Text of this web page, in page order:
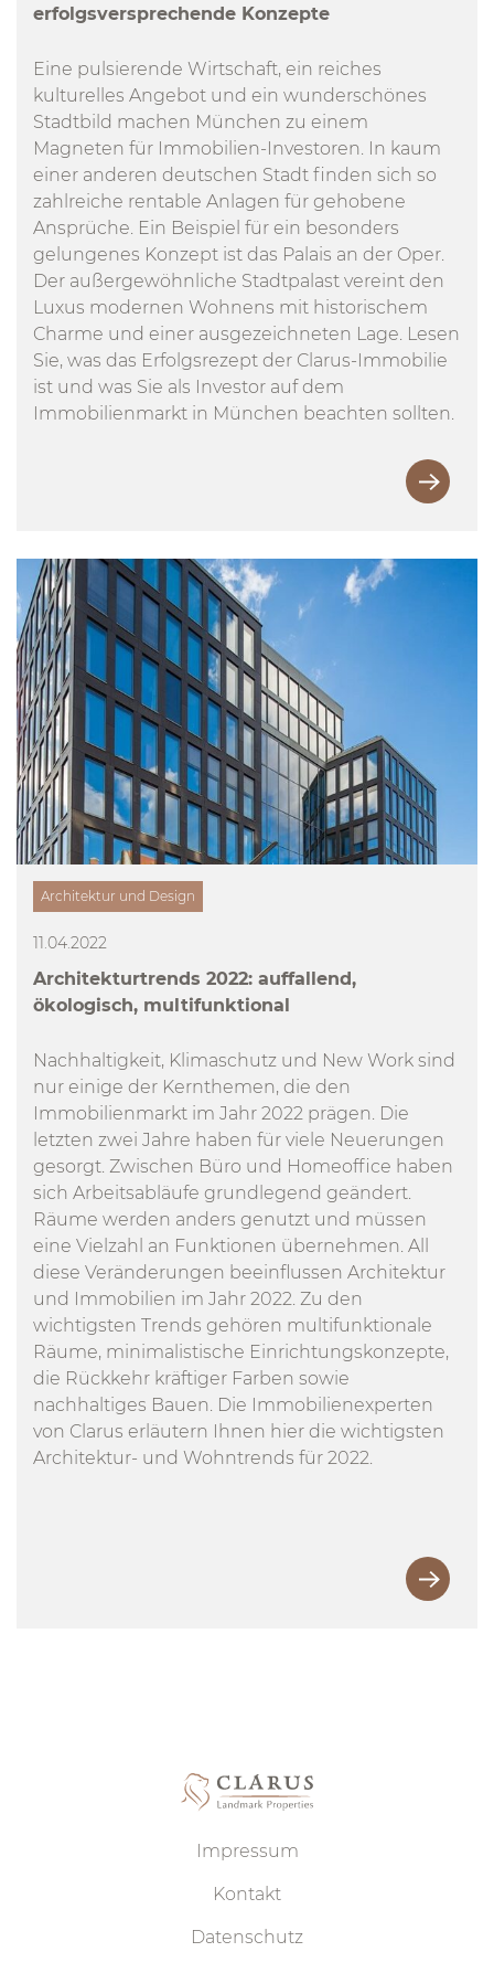
erfolgsversprechende Konzepte
Eine pulsierende Wirtschaft, ein reiches
kulturelles Angebot und ein wunderschönes
Stadtbild machen München zu einem
Magneten für Immobilien-Investoren. In kaum
einer anderen deutschen Stadt finden sich so
zahlreiche rentable Anlagen für gehobene
Ansprüche. Ein Beispiel für ein besonders
gelungenes Konzept ist das Palais an der Oper.
Der außergewöhnliche Stadtpalast vereint den
Luxus modernen Wohnens mit historischem
Charme und einer ausgezeichneten Lage. Lesen
Sie, was das Erfolgsrezept der Clarus-Immobilie
ist und was Sie als Investor auf dem
Immobilienmarkt in München beachten sollten.
Architektur und Design
11.04.2022
Architekturtrends 2022: auffallend,
ökologisch, multifunktional
Nachhaltigkeit, Klimaschutz und New Work sind
nur einige der Kernthemen, die den
Immobilienmarkt im Jahr 2022 prägen. Die
letzten zwei Jahre haben für viele Neuerungen
gesorgt. Zwischen Büro und Homeoffice haben
sich Arbeitsabläufe grundlegend geändert.
Räume werden anders genutzt und müssen
eine Vielzahl an Funktionen übernehmen. All
diese Veränderungen beeinflussen Architektur
und Immobilien im Jahr 2022. Zu den
wichtigsten Trends gehören multifunktionale
Räume, minimalistische Einrichtungskonzepte,
die Rückkehr kräftiger Farben sowie
nachhaltiges Bauen. Die Immobilienexperten
von Clarus erläutern Ihnen hier die wichtigsten
Architektur- und Wohntrends für 2022.
Impressum
Kontakt
Datenschutz